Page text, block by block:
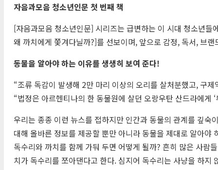
자음과모음 청소년인문 첫 번째 책
[자음과모음 청소년인문] 시리즈는 급변하는 이 시대 청소년
왜 까치에게 쫓겨다닐까?]를 선보이며, 앞으로 감정, 독서, 브
동물을 알아야 하는 이유를 생생히 보여 준다!
“조류 독감이 발생해 2만 마리 이상의 오리를 살처분했고, 구
“법정은 아르헨티나의 한 동물원에 살던 오랑우탄 산드라에게
우리는 종종 이런 뉴스를 접하지만 인간과 동물의 관계를 깊숙
대해 올바른 정보를 제공할 뿐만 아니라 동물을 제대로 알아야
독수리와 까치를 함께 가둬 두면 어떻게 될까? 흔히 많은 사람
치가 독수리를 쪼아댄다고 한다. 심지어 독수리는 사냥을 하